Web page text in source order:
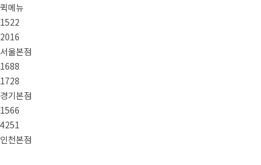
퀵메뉴
1522
2016
서울본점
1688
1728
경기본점
1566
4251
인천본점